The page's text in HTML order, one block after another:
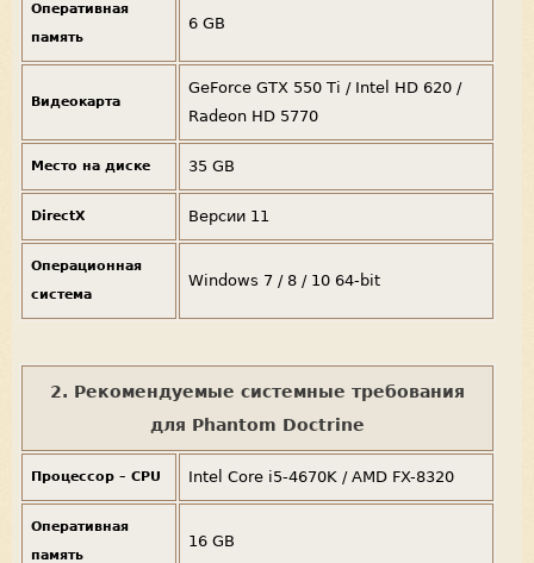
Оперативная
память
6 GB
Видеокарта
GeForce GTX 550 Ti / Intel HD 620 /
Radeon HD 5770
Место на диске 35 GB
DirectX Версии 11
Операционная
система
Windows 7 / 8 / 10 64-bit
2. Рекомендуемые системные требования
для Phantom Doctrine
Процессор – CPU Intel Core i5-4670K / AMD FX-8320
Оперативная
память
16 GB